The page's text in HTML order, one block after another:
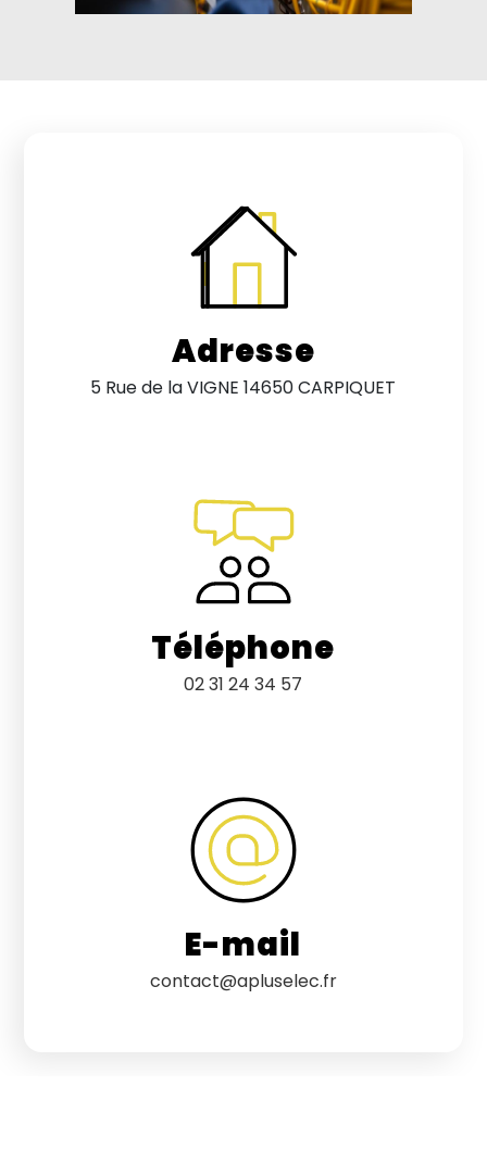
Adresse
5 Rue de la VIGNE 14650 CARPIQUET
Téléphone
02 31 24 34 57
E-mail
contact@apluselec.fr